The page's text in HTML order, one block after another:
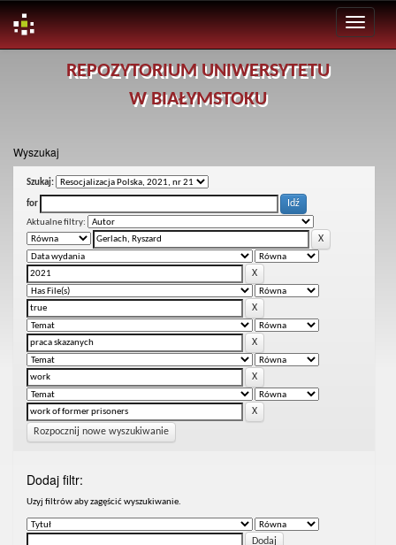
REPOZYTORIUM UNIWERSYTETU
W BIAŁYMSTOKU
Wyszukaj
Szukaj:
for
Aktualne filtry:
Rozpocznij nowe wyszukiwanie
Dodaj filtr:
Uzyj filtrów aby zagęścić wyszukiwanie.